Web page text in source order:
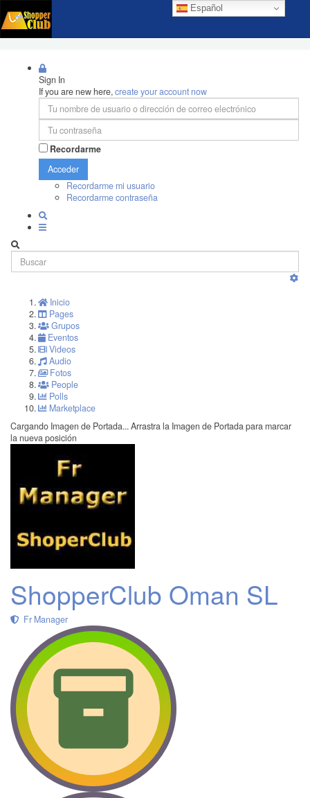
Español
Sign In
If you are new here,create your account now
Recordarme
Acceder
Recordarme mi usuario
Recordarme contraseña
Inicio
Pages
Grupos
Eventos
Videos
Audio
Fotos
People
Polls
Marketplace
Cargando Imagen de Portada... Arrastra la Imagen de Portada para marcar
la nueva posición
ShopperClub Oman SL
Fr Manager